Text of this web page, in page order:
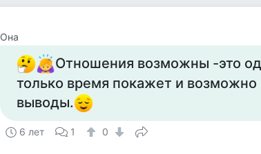
Она
Отношения возможны -это
только время покажет и возможно
выводы.
6 лет 1 0